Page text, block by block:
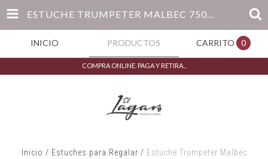
ESTUCHE TRUMPETER MALBEC 750CC
INICIO PRODUCTOS CARRITO 0
COMPRA ONLINE. PAGA Y RETIRA...
Inicio / Estuches para Regalar / Estuche Trumpeter Malbec